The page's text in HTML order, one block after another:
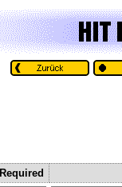
Required